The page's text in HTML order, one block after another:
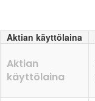
Aktian käyttölaina
Aktian
käyttölaina